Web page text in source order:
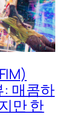
: 매콤하
만 한